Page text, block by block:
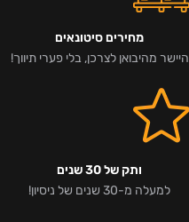
מחירים סיטונאים
היישר מהיבואן לצרכן, בלי פערי תיווך!
ותק של 30 שנים
למעלה מ-30 שנים של ניסיון!